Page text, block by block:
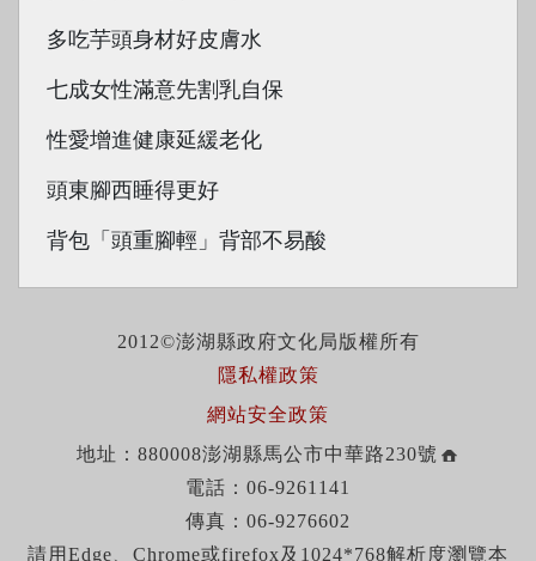
多吃芋頭身材好皮膚水
七成女性滿意先割乳自保
性愛增進健康延緩老化
頭東腳西睡得更好
背包「頭重腳輕」背部不易酸
2012©澎湖縣政府文化局版權所有
隱私權政策
網站安全政策
地址：880008澎湖縣馬公市中華路230號
電話：06-9261141
傳真：06-9276602
請用Edge、Chrome或firefox及1024*768解析度瀏覽本